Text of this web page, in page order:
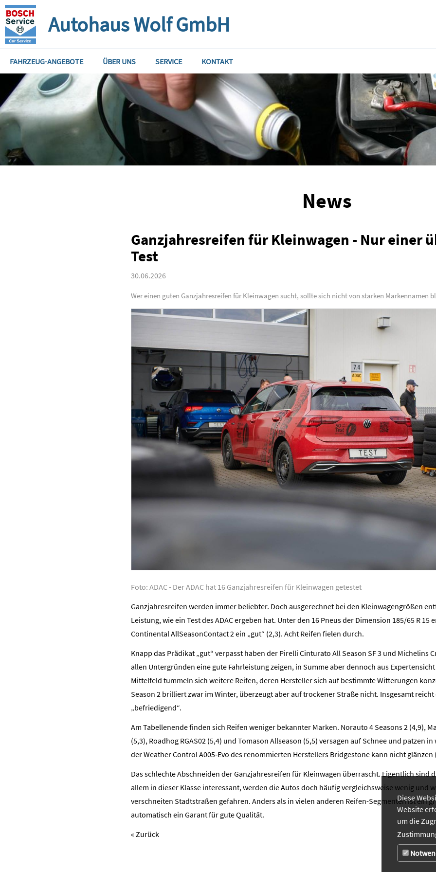
Diese
Website
um die
Autohaus Wolf GmbH
FAHRZEUG-ANGEBOTE ÜBER UNS SERVICE KONTAKT
News
Ganzjahresreifen für Kleinwagen - Nur einer
Test
30.06.2026
Wer einen guten Ganzjahresreifen für Kleinwagen sucht, sollte sich nicht von starken Markennamen
Foto: ADAC - Der ADAC hat 16 Ganzjahresreifen für Kleinwagen getestet
Ganzjahresreifen werden immer beliebter. Doch ausgerechnet bei den Kleinwagengrößen
Leistung, wie ein Test des ADAC ergeben hat. Unter den 16 Pneus der Dimension 185/65 R 15
Continental AllSeasonContact 2 ein „gut“ (2,3). Acht Reifen fielen durch.
Knapp das Prädikat „gut“ verpasst haben der Pirelli Cinturato All Season SF 3 und Michelins
allen Untergründen eine gute Fahrleistung zeigen, in Summe aber dennoch aus
Mittelfeld tummeln sich weitere Reifen, deren Hersteller sich auf bestimmte Witterungen
Season 2 brilliert zwar im Winter, überzeugt aber auf trockener Straße nicht. Insgesamt
„befriedigend“.
Am Tabellenende finden sich Reifen weniger bekannter Marken. Norauto 4 Seasons 2 (4,9),
(5,3), Roadhog RGAS02 (5,4) und Tomason Allseason (5,5) versagen auf Schnee und patzen
der Weather Control A005‑Evo des renommierten Herstellers Bridgestone kann nicht glänzen
Das schlechte Abschneiden der Ganzjahresreifen für Kleinwagen überrascht. Eigentlich sind
allem in dieser Klasse interessant, werden die Autos doch häufig vergleichsweise wenig und
verschneiten Stadtstraßen gefahren. Anders als in vielen anderen Reifen-Segmenten ist ein
automatisch ein Garant für gute Qualität.
« Zurück